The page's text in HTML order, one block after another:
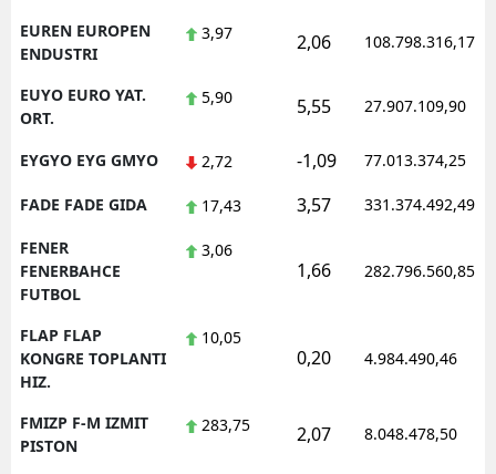
EUREN EUROPEN
ENDUSTRI
3,97 2,06 108.798.316,17
EUYO EURO YAT.
ORT.
5,90 5,55 27.907.109,90
EYGYO EYG GMYO 2,72 -1,09 77.013.374,25
FADE FADE GIDA 17,43 3,57 331.374.492,49
FENER
FENERBAHCE
FUTBOL
3,06
1,66 282.796.560,85
FLAP FLAP
KONGRE TOPLANTI
HIZ.
10,05
0,20 4.984.490,46
FMIZP F-M IZMIT
PISTON
283,75 2,07 8.048.478,50